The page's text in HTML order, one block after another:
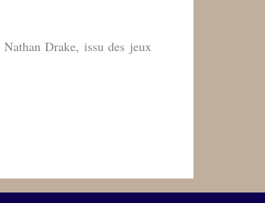
Drake, issu des jeux